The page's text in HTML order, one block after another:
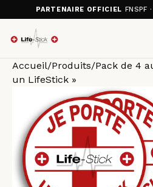
PARTENAIRE OFFICIEL FNSPF
Accueil/Produits/Pack de 4
un LifeStick »